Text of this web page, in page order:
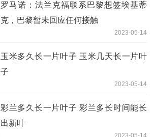
罗马诺：法兰克福联系巴黎想签埃基蒂
克，巴黎暂未回应任何接触
2023-05-14
玉米多久长一片叶子 玉米几天长一片叶
子
2023-05-14
彩兰多久长一片叶子 彩兰多长时间能长
出新叶
2023-05-14